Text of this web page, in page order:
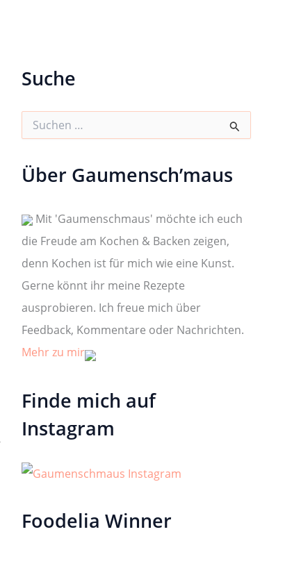
Suche
e
a
c
h
Über Gaumensch’maus
Mit 'Gaumenschmaus' möchte ich euch
die Freude am Kochen & Backen zeigen,
denn Kochen ist für mich wie eine Kunst.
Gerne könnt ihr meine Rezepte
ausprobieren. Ich freue mich über
Feedback, Kommentare oder Nachrichten.
Mehr zu mir
Finde mich auf
Instagram
Foodelia Winner